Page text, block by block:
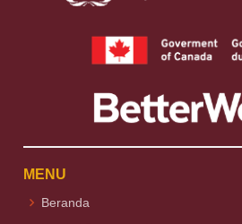
MENU
Beranda